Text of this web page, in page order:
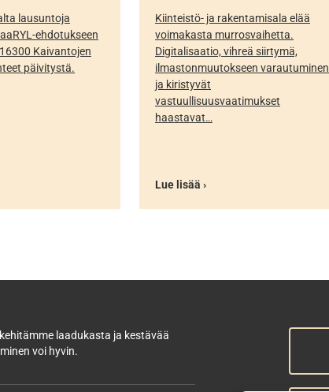
lausuntoja
ehdotukseen
Kaivantojen
päivitystä.
Kiinteistö- ja rakentamisala elää
voimakasta murrosvaihetta.
Digitalisaatio, vihreä siirtymä,
ilmastonmuutokseen varautuminen
ja kiristyvät
vastuullisuusvaatimukset
haastavat…
Lue lisää ›
laadukasta ja kestävää
voi hyvin.